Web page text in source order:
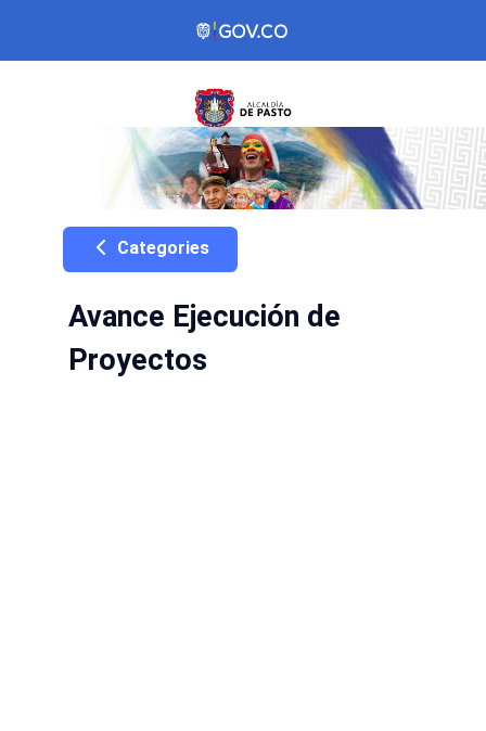
Categories
Avance Ejecución de
Proyectos